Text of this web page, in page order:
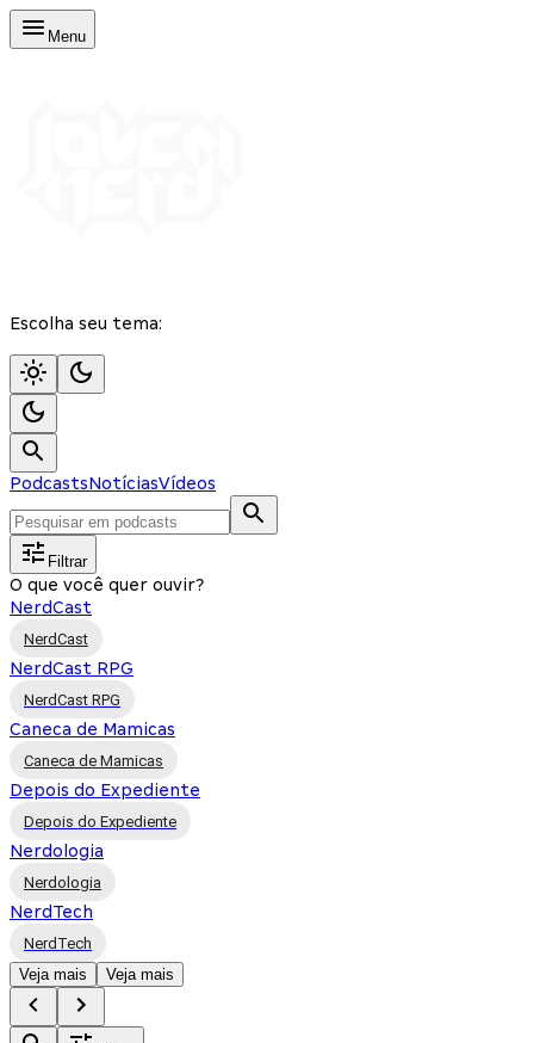
Menu
Escolha seu tema:
PodcastsNotíciasVídeos
Filtrar
O que você quer ouvir?
NerdCast
NerdCast
NerdCast RPG
NerdCast RPG
Caneca de Mamicas
Caneca de Mamicas
Depois do Expediente
Depois do Expediente
Nerdologia
Nerdologia
NerdTech
NerdTech
Veja mais
Veja mais